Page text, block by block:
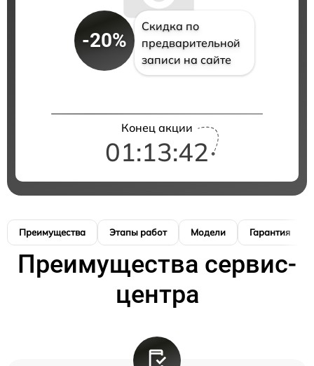
-20%
Скидка по
предварительной
записи на сайте
Конец акции
01:13:41
Преимущества Этапы работ Модели Гарантия
Преимущества сервис-
центра